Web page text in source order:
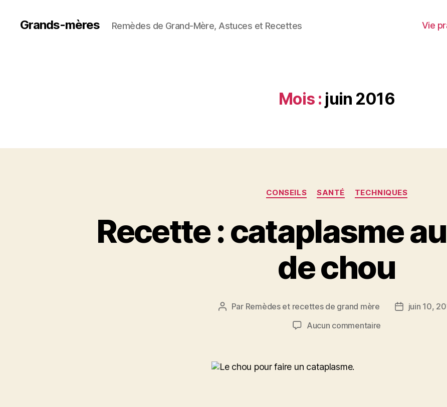
Grands-mères Remèdes de Grand-Mère, Astuces et Recettes Vie
Mois : juin 2016
Catégories
CONSEILS SANTÉ TECHNIQUES
Recette : cataplasme
de chou
Auteur
Par Remèdes et recettes de grand mère
Datejuin 10,
Aucun commentaire